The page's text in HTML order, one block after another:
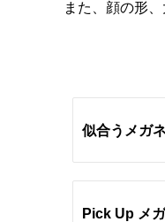
また、顔の形
似合うメガ
Pick Up メ